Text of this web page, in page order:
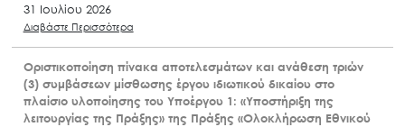
31 Ιουλίου 2026
Διαβάστε Περισσότερα
Οριστικοποίηση πίνακα αποτελεσμάτων και ανάθεση τριών
(3) συμβάσεων μίσθωσης έργου ιδιωτικού δικαίου στο
πλαίσιο υλοποίησης του Υποέργου 1: «Υποστήριξη της
λειτουργίας της Πράξης» της Πράξης «Ολοκλήρωση Εθνικού